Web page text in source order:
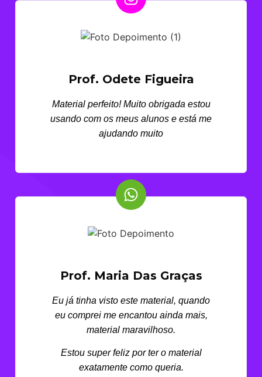
Prof. Odete Figueira
Material perfeito! Muito obrigada estou
usando com os meus alunos e está me
ajudando muito
Prof. Maria Das Graças
Eu já tinha visto este material, quando
eu comprei me encantou ainda mais,
material maravilhoso.
Estou super feliz por ter o material
exatamente como queria.